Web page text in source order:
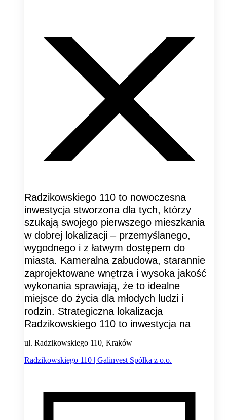
Radzikowskiego 110 to nowoczesna
inwestycja stworzona dla tych, którzy
szukają swojego pierwszego mieszkania
w dobrej lokalizacji – przemyślanego,
wygodnego i z łatwym dostępem do
miasta. Kameralna zabudowa, starannie
zaprojektowane wnętrza i wysoka jakość
wykonania sprawiają, że to idealne
miejsce do życia dla młodych ludzi i
rodzin. Strategiczna lokalizacja
Radzikowskiego 110 to inwestycja na
ul. Radzikowskiego 110, Kraków
Radzikowskiego 110 | Galinvest Spółka z o.o.